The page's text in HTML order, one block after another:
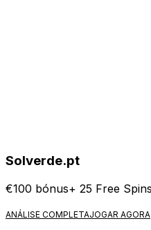
Solverde.pt
€100 bónus+ 25 Free
ANÁLISE COMPLETAJOGAR AGORA